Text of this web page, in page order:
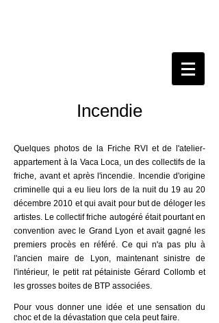
Incendie
Quelques photos de la Friche RVI et de l'atelier-
appartement à la Vaca Loca, un des collectifs de la
friche, avant et après l'incendie. Incendie d'origine
criminelle qui a eu lieu lors de la nuit du 19 au 20
décembre 2010 et qui avait pour but de déloger les
artistes. Le collectif friche autogéré était pourtant en
convention avec le Grand Lyon et avait gagné les
premiers procès en référé. Ce qui n'a pas plu à
l'ancien maire de Lyon, maintenant sinistre de
l'intérieur, le petit rat pétainiste Gérard Collomb et
les grosses boites de BTP associées.
Pour vous donner une idée et une sensation du
choc et de la dévastation que cela peut faire.